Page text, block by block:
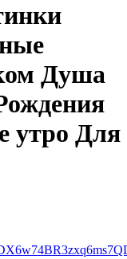
Душа
утро Для